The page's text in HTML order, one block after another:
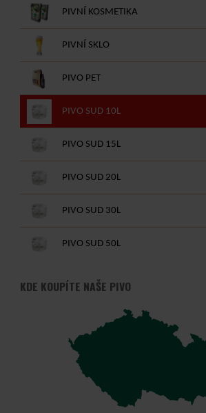
PIVNÍ KOSMETIKA
PIVNÍ SKLO
PIVO PET
PIVO SUD 10L
PIVO SUD 15L
PIVO SUD 20L
PIVO SUD 30L
PIVO SUD 50L
KDE KOUPÍTE NAŠE PIVO